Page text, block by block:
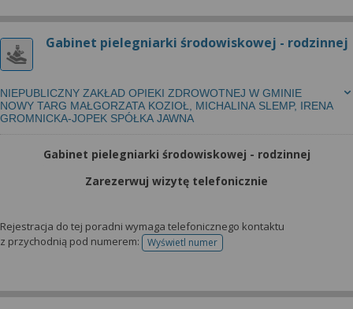
Gabinet pielegniarki środowiskowej - rodzinnej
NIEPUBLICZNY ZAKŁAD OPIEKI ZDROWOTNEJ W GMINIE
NOWY TARG MAŁGORZATA KOZIOŁ, MICHALINA SLEMP, IRENA
GROMNICKA-JOPEK SPÓŁKA JAWNA
Gabinet pielegniarki środowiskowej - rodzinnej
Zarezerwuj wizytę telefonicznie
Rejestracja do tej poradni wymaga telefonicznego kontaktu
z przychodnią pod numerem:
Wyświetl numertelefonu do rejestracji